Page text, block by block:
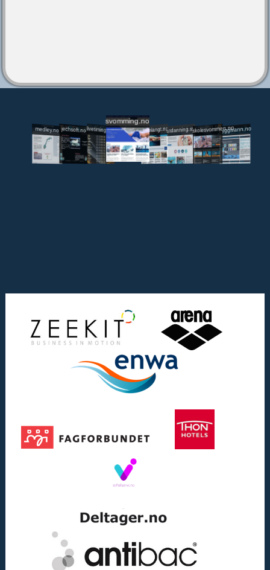
medley.no jechsoft.nolivetiming.medley.no
svomming.no
svomlangt.noutdanning.svomming.no
skolesvommen.notryggivann.no